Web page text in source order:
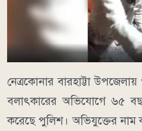
নেত্রকোনার বারহাট্টা উপজেলায়
বলাৎকারের অভিযোগে ৬৫
করেছে পুলিশ। অভিযুক্তের নাম